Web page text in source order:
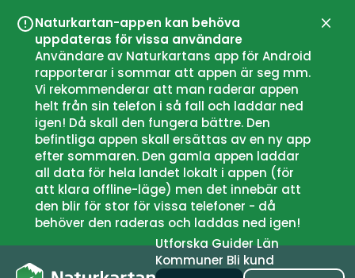
Naturkartan-appen kan behöva
uppdateras för vissa användare
Användare av Naturkartans app för Android
rapporterar i sommar att appen är seg mm.
Vi rekommenderar att man raderar appen
helt från sin telefon i så fall och laddar ned
igen! Då skall den fungera bättre. Den
befintliga appen skall ersättas av en ny app
efter sommaren. Den gamla appen laddar
all data för hela landet lokalt i appen (för
att klara offline-läge) men det innebär att
den blir för stor för vissa telefoner - då
behöver den raderas och laddas ned igen!
UtforskaGuiderLän
Kommuner Bli kund